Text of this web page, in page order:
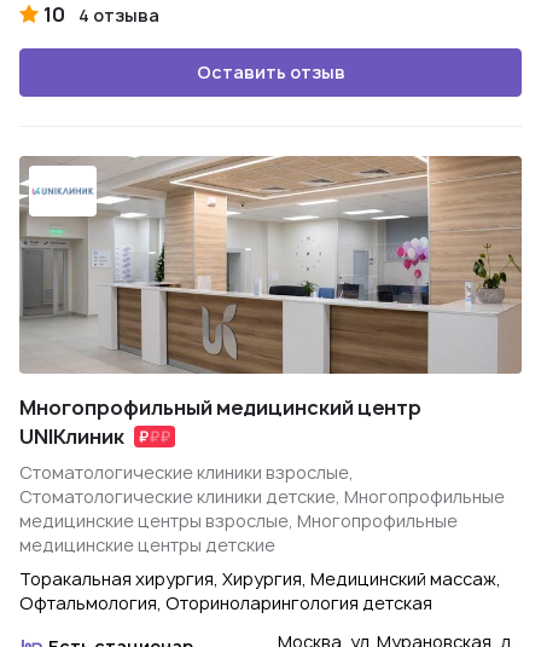
10 4 отзыва
Оставить отзыв
Многопрофильный медицинский центр
UNIКлиник
Стоматологические клиники взрослые,
Стоматологические клиники детские, Многопрофильные
медицинские центры взрослые, Многопрофильные
медицинские центры детские
Торакальная хирургия, Хирургия, Медицинский массаж,
Офтальмология, Оториноларингология детская
Москва, ул. Мурановская, д.